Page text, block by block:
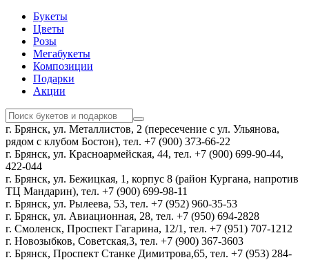
Букеты
Цветы
Розы
Мегабукеты
Композиции
Подарки
Акции
г. Брянск, ул. Металлистов, 2 (пересечение с ул. Ульянова,
рядом с клубом Бостон), тел. +7 (900) 373-66-22
г. Брянск, ул. Красноармейская, 44, тел. +7 (900) 699-90-44,
422-044
г. Брянск, ул. Бежицкая, 1, корпус 8 (район Кургана, напротив
ТЦ Мандарин), тел. +7 (900) 699-98-11
г. Брянск, ул. Рылеева, 53, тел. +7 (952) 960-35-53
г. Брянск, ул. Авиационная, 28, тел. +7 (950) 694-2828
г. Смоленск, Проспект Гагарина, 12/1, тел. +7 (951) 707-1212
г. Новозыбков, Советская,3, тел. +7 (900) 367-3603
г. Брянск, Проспект Станке Димитрова,65, тел. +7 (953) 284-